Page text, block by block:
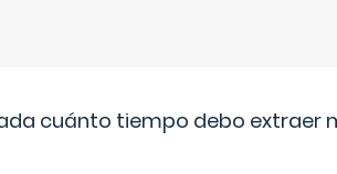
cuánto tiempo debo extraer